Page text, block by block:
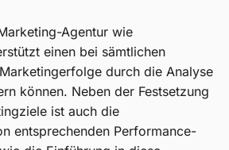
Agentur wie
einen bei sämtlichen
durch die Analyse
können. Neben der Festsetzung
ist auch die
entsprechenden Performance-